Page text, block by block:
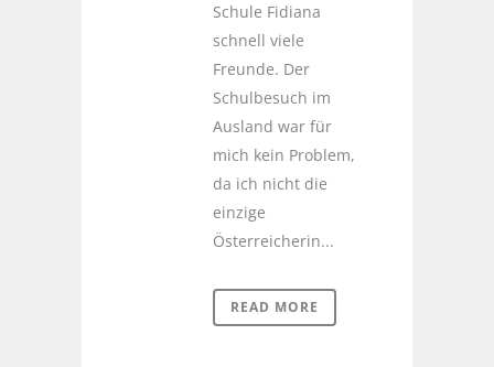
Schule Fidiana
schnell viele
Freunde. Der
Schulbesuch im
Ausland war für
mich kein Problem,
da ich nicht die
einzige
Österreicherin...
READ MORE